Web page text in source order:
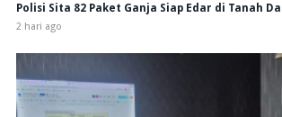
Polisi Sita 82 Paket Ganja Siap Edar di Tanah
2 hari ago